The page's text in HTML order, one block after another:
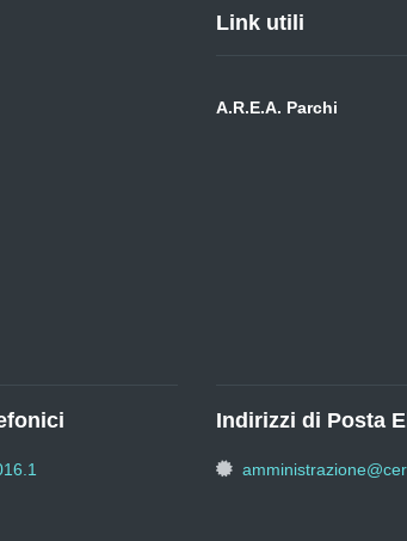
Link utili
A.R.E.A. Parchi
Indirizzi di Posta